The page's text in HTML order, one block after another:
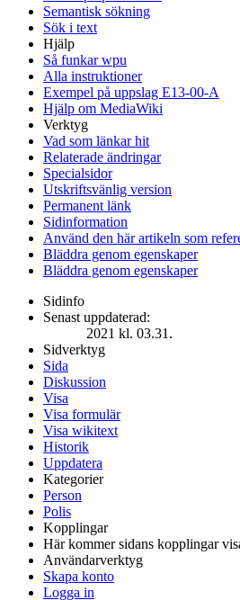
Semantisk sökning
Sök i text
Hjälp
Så funkar wpu
Alla instruktioner
Exempel på uppslag E13-00-A
Hjälp om MediaWiki
Verktyg
Vad som länkar hit
Relaterade ändringar
Specialsidor
Utskriftsvänlig version
Permanent länk
Sidinformation
Använd den här artikeln som
Bläddra genom egenskaper
Bläddra genom egenskaper
Sidinfo
Senast uppdaterad:
2021 kl. 03.31.
Sidverktyg
Sida
Diskussion
Visa
Visa formulär
Visa wikitext
Historik
Uppdatera
Kategorier
Person
Polis
Kopplingar
Här kommer sidans kopplingar
Användarverktyg
Skapa konto
Logga in